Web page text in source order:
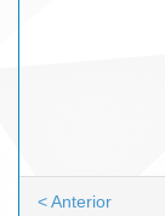
< Anterior